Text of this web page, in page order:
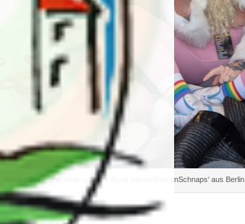
Wenke Bene und Wolle von der Band ‚MandelKokainSchnaps‘ aus